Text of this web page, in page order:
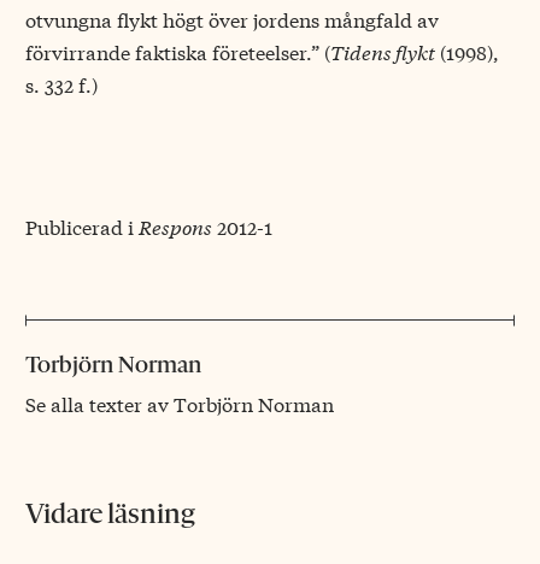
otvungna flykt högt över jordens mångfald av
förvirrande faktiska företeelser.” (Tidens flykt (1998),
s. 332 f.)
Publicerad i Respons 2012-1
Torbjörn Norman
Se alla texter av Torbjörn Norman
Vidare läsning